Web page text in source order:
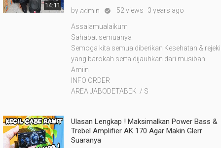
14:11
by admin  52 views 3 years ago
Assalamualaikum
Sahabat semuanya
Semoga kita semua diberikan Kesehatan & rejeki
yang barokah serta dijauhkan dari musibah.
Amiin
INFO ORDER
AREA JABODETABEK / S
Ulasan Lengkap ! Maksimalkan Power Bass &
Trebel Amplifier AK 170 Agar Makin Glerr
Suaranya